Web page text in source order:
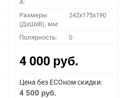
Размеры
(ДхШхВ), мм:
242x175x190
Полярность: 0
4 000 руб.
Цена без ECOном скидки:
4 500 руб.